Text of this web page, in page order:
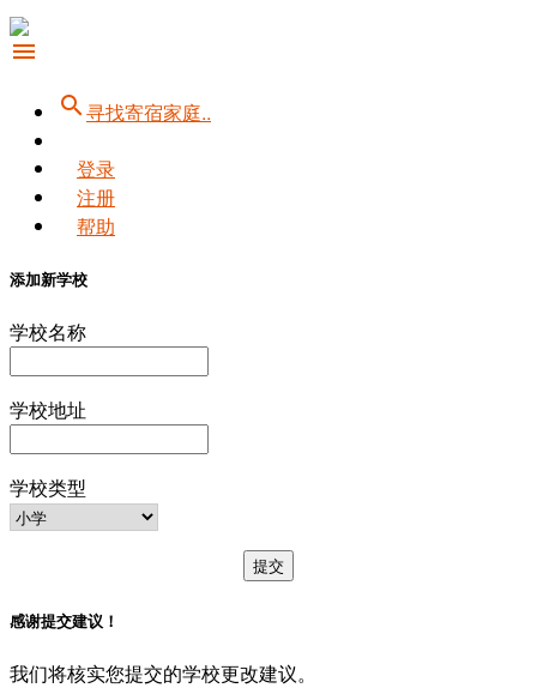
menu
search寻找寄宿家庭..
登录
注册
帮助
添加新学校
学校名称
学校地址
学校类型
提交
感谢提交建议！
我们将核实您提交的学校更改建议。